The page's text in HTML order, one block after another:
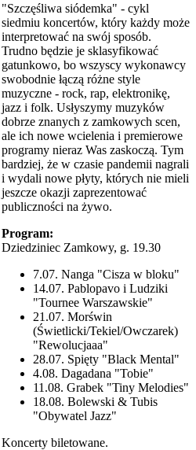
"Szczęśliwa siódemka" - cykl
siedmiu koncertów, który każdy może
interpretować na swój sposób.
Trudno będzie je sklasyfikować
gatunkowo, bo wszyscy wykonawcy
swobodnie łączą różne style
muzyczne - rock, rap, elektronikę,
jazz i folk. Usłyszymy muzyków
dobrze znanych z zamkowych scen,
ale ich nowe wcielenia i premierowe
programy nieraz Was zaskoczą. Tym
bardziej, że w czasie pandemii nagrali
i wydali nowe płyty, których nie mieli
jeszcze okazji zaprezentować
publiczności na żywo.
Program:
Dziedziniec Zamkowy, g. 19.30
7.07. Nanga "Cisza w bloku"
14.07. Pablopavo i Ludziki
"Tournee Warszawskie"
21.07. Morświn
(Świetlicki/Tekiel/Owczarek)
"Rewolucjaaa"
28.07. Spięty "Black Mental"
4.08. Dagadana "Tobie"
11.08. Grabek "Tiny Melodies"
18.08. Bolewski & Tubis
"Obywatel Jazz"
Koncerty biletowane.